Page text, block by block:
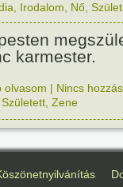
Irodalom Nő
karmester.
olvasom | Nincs
Született Zene